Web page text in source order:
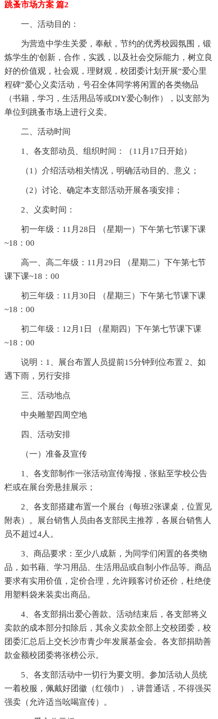
跳蚤市场方案 篇2
一、活动目的：
为营造中学生关爱，奉献，节约的优秀校园氛围，锻
炼学生的'创新，合作，实践，以及社会交际能力，树立良
好的价值观，社会观，理财观，校团委计划开展“爱心里
程碑”爱心义卖活动，号召全体同学将闲置的各类物品
（书籍，学习，生活用品等或DIY爱心制作），以支部为
单位到跳蚤市场上进行义卖。
二、活动时间
1、各支部动员、组织时间：（11月17日开始）
（1）介绍活动相关情况，明确活动目的、意义；
（2）讨论、确定本支部活动开展各项安排；
2、义卖时间：
初一年级：11月28日 （星期一）下午第七节课下课
~18：00
高一、高二年级：11月29日 （星期二）下午第七节
课下课~18：00
初三年级：11月30日 （星期三）下午第七节课下课
~18：00
初二年级：12月1日 （星期四）下午第七节课下课
~18：00
说明：1、展台布置人员提前15分钟到位布置 2、如
遇下雨，另行安排
三、活动地点
中央雕塑四周空地
四、活动安排
（一）准备及宣传
1、各支部制作一张活动宣传海报，张贴至学校公告
栏或在展台旁悬挂展示；
2、各支部搭建布置一个展台（每班2张课桌，位置见
附表）。展台销售人员由各支部民主推荐，各展台销售人
员不超过4人。
3、商品要求：至少八成新，为同学们闲置的各类物
品，如书藉、学习用品、生活用品或自制小作品等。商品
要求有实用价值，定价合理，允许顾客讨价还价，杜绝使
用塑料袋来装卖出商品。
4、各支部捐出爱心善款。活动结束后，各支部将义
卖款的成本部分扣除后，其余义卖款全部上交校团委，校
团委汇总后上交长沙市青少年发展基金会。各支部捐助善
款金额校团委将张榜公示。
5、各支部活动中一切行为要文明。参加活动人员统
一着校服，佩戴好团徽（红领巾），讲普通话，不得强买
强卖（允许适当吆喝宣传）。